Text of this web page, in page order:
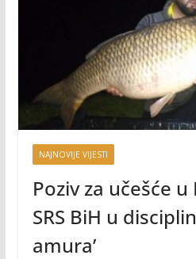
NAJNOVIJE VIJESTI
Poziv za učešće
SRS BiH u
amura’